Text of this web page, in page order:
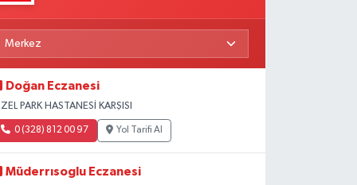
Doğan Eczanesi
PARK HASTANESİ KARŞISI
0 (328) 812 00 97 Yol Tarifi Al
Müderrısoglu Eczanesi